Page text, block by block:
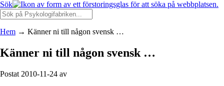
Sök
Hem → Känner ni till någon svensk …
Känner ni till någon svensk …
Postat 2010-11-24 av